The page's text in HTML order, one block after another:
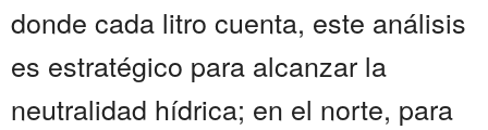
donde cada litro cuenta, este análisis
es estratégico para alcanzar la
neutralidad hídrica; en el norte, para